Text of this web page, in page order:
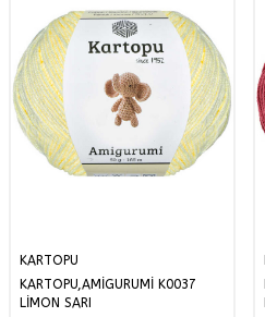
KARTOPU
KARTOPU,AMİGURUMİ K0037
LİMON SARI